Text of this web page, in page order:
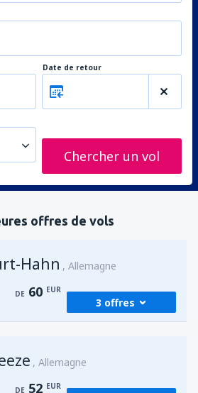
Date de retour
Chercher un vol
offres de vols
Hahn Allemagne
DE 60 EUR
3 offres
Allemagne
DE 52 EUR